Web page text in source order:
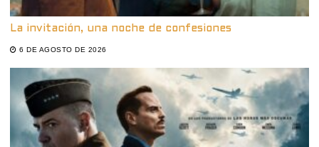
La invitación, una noche de confesiones
6 DE AGOSTO DE 2026